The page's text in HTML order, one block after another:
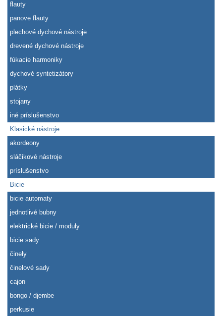
flauty
panove flauty
plechové dychové nástroje
drevené dychové nástroje
fúkacie harmoniky
dychové syntetizátory
plátky
stojany
iné príslušenstvo
Klasické nástroje
akordeony
sláčikové nástroje
príslušenstvo
Bicie
bicie automaty
jednotlivé bubny
elektrické bicie / moduly
bicie sady
činely
činelové sady
cajon
bongo / djembe
perkusie